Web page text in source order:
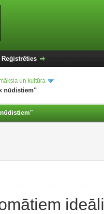
Reģistrēties
un kultūra
nūdistiem"